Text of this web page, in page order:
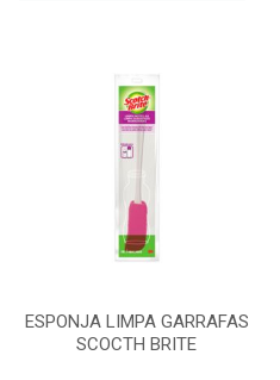
ESPONJA LIMPA GARRAFAS
SCOCTH BRITE